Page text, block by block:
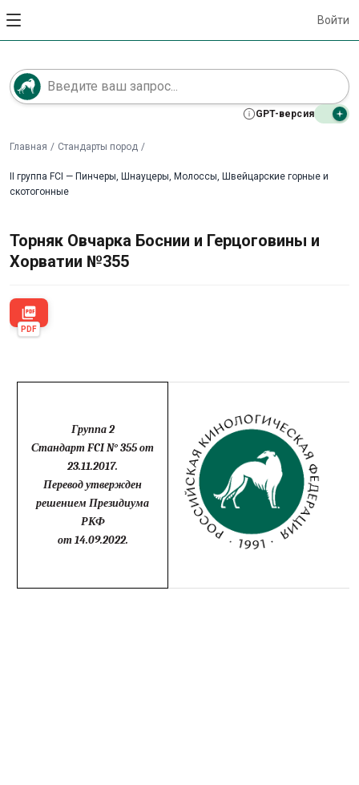
Войти
GPT-версия
Главная / Стандарты пород /
II группа FCI — Пинчеры, Шнауцеры, Молоссы, Швейцарские горные и
скотогонные
Торняк Овчарка Боснии и Герцоговины и
Хорватии №355
picture_as_pdf
PDF
Группа 2
Стандарт FCI N° 355 от
23.11.2017.
Перевод утвержден
решением Президиума
РКФ
от 14.09.2022.